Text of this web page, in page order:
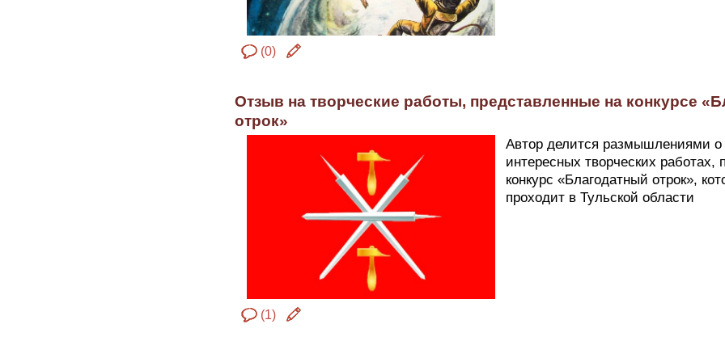
(0)
Отзыв на творческие работы, представленные на конкурсе
отрок»
Автор делится размышлениями о
интересных творческих работах,
конкурс «Благодатный отрок»,
проходит в Тульской области
(1)